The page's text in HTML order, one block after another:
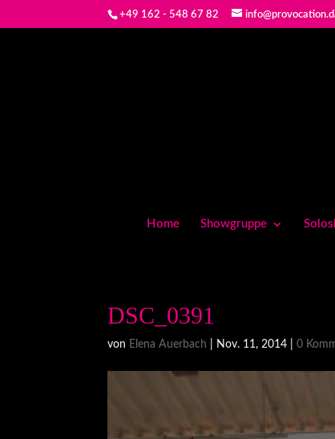
+49 162 - 548 67 82
Home Showgruppe
DSC_0391
von Elena Auerbach Nov. 11, 2014 |0